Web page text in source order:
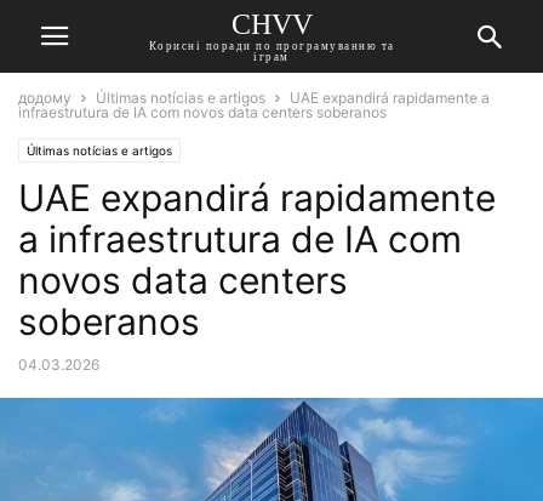
CHVV
Корисні поради по програмуванню та
іграм
додому Últimas notícias e artigos
UAE expandirá rapidamente a
infraestrutura de IA com novos data centers soberanos
Últimas notícias e artigos
UAE expandirá rapidamente
a infraestrutura de IA com
novos data centers
soberanos
04.03.2026